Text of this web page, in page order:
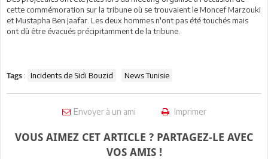
cette commémoration sur la tribune où se trouvaient le Moncef Marzouki
et Mustapha Ben Jaafar. Les deux hommes n'ont pas été touchés mais
ont dû être évacués précipitamment de la tribune.
Tags : Incidents de Sidi Bouzid News Tunisie
Envoyer à un ami Imprimer
VOUS AIMEZ CET ARTICLE ? PARTAGEZ-LE AVEC
VOS AMIS !